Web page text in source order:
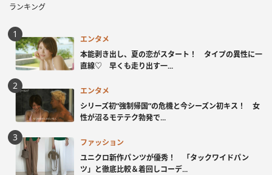
ランキング
エンタメ
本能剥き出し、夏の恋がスタート！ タイプの異性に一
直線♡ 早くも走り出す一...
エンタメ
シリーズ初“強制帰国”の危機と今シーズン初キス！ 女
性が沼るモテテク勃発で...
ファッション
ユニクロ新作パンツが優秀！ 「タックワイドパン
ツ」と徹底比較＆着回しコーデ...